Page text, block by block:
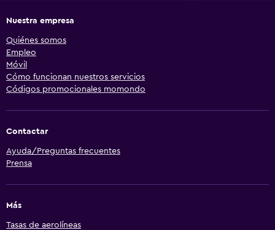
Nuestra empresa
Quiénes somos
Empleo
Móvil
Cómo funcionan nuestros servicios
Códigos promocionales momondo
Contactar
Ayuda/Preguntas frecuentes
Prensa
Más
Tasas de aerolíneas